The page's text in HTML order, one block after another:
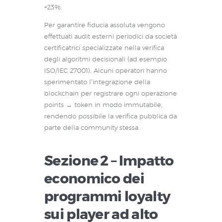
+23%.
Per garantire fiducia assoluta vengono
effettuati audit esterni periodici da società
certificatrici specializzate nella verifica
degli algoritmi decisionali (ad esempio
ISO/IEC 27001). Alcuni operatori hanno
sperimentato l’integrazione della
blockchain per registrare ogni operazione
points → token in modo immutabile,
rendendo possibile la verifica pubblica da
parte della community stessa.
Sezione 2 – Impatto
economico dei
programmi loyalty
sui player ad alto